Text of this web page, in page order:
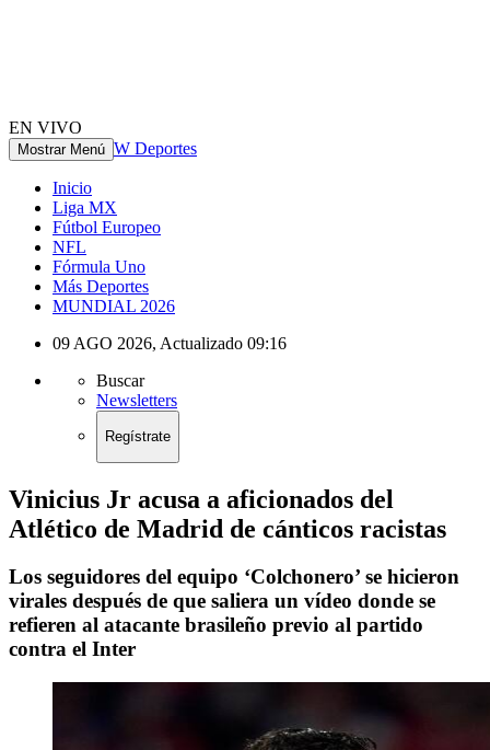
EN VIVO
Mostrar Menú W Deportes
Inicio
Liga MX
Fútbol Europeo
NFL
Fórmula Uno
Más Deportes
MUNDIAL 2026
09 AGO 2026, Actualizado 09:16
Buscar
Newsletters
Regístrate
Vinicius Jr acusa a aficionados del
Atlético de Madrid de cánticos racistas
Los seguidores del equipo ‘Colchonero’ se hicieron
virales después de que saliera un vídeo donde se
refieren al atacante brasileño previo al partido
contra el Inter